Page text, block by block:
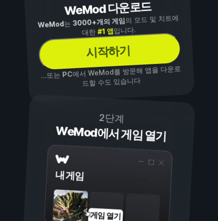
WeMod 다운로드
WeMod는3000+개의 게임의 모드 및 치트에
대한#1 앱입니다.
시작하기
...또는PC에서 WeMod를 방문해 앱을 다운로
드할 수도 있습니다
2단계
WeMod에서 게임 열기
내 게임
게임 열기